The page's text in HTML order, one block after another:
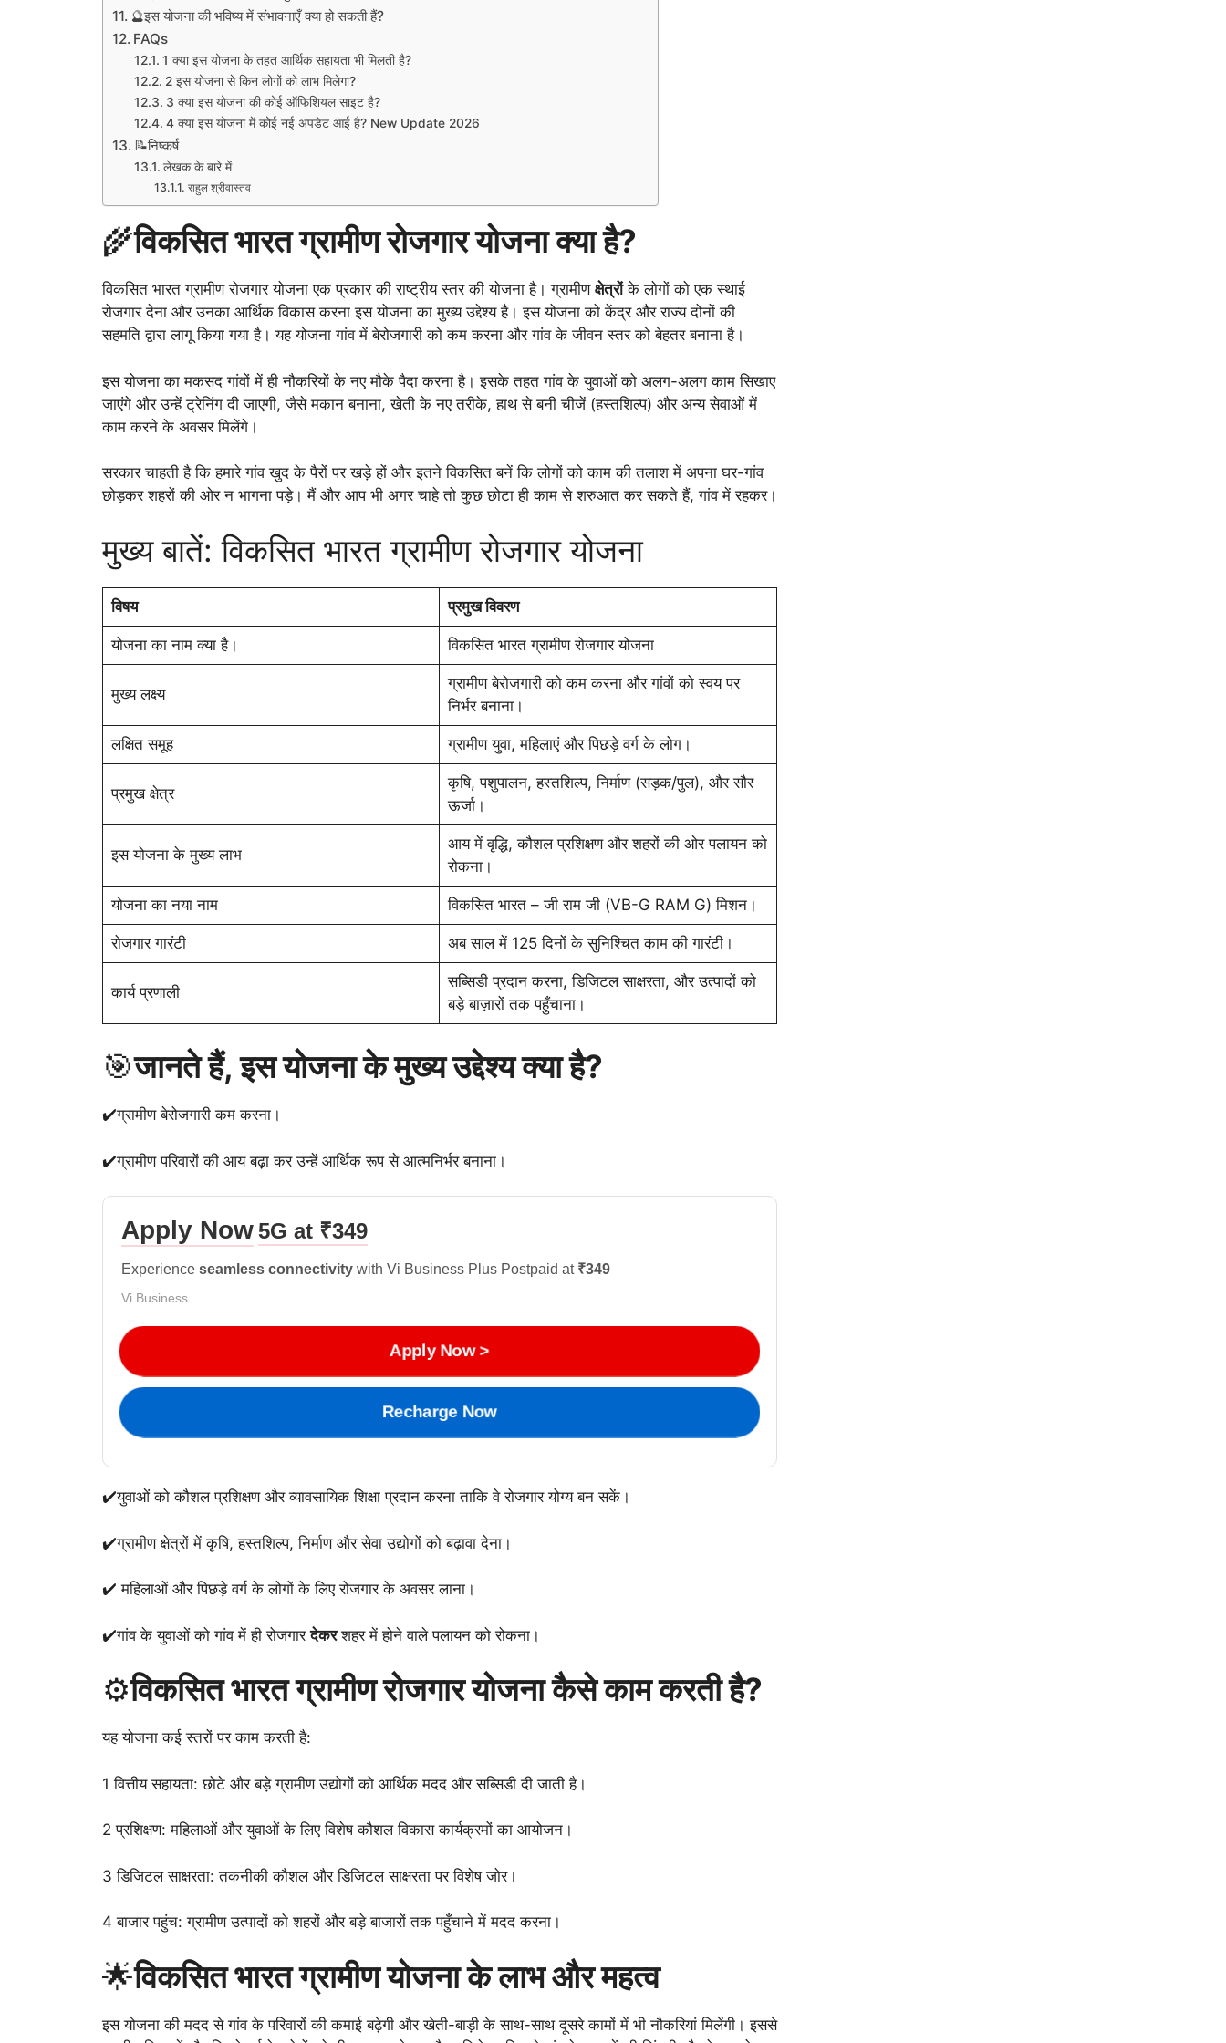
🔮इस योजना की भविष्य में संभावनाएँ क्या हो सकती हैं?
FAQs
1 क्या इस योजना के तहत आर्थिक सहायता भी मिलती है?
2 इस योजना से किन लोगों को लाभ मिलेगा?
3 क्या इस योजना की कोई ऑफिशियल साइट है?
4 क्या इस योजना में कोई नई अपडेट आई है? New Update 2026
📝निष्कर्ष
लेखक के बारे में
राहुल श्रीवास्तव
🌾विकसित भारत ग्रामीण रोजगार योजना क्या है?
विकसित भारत ग्रामीण रोजगार योजना एक प्रकार की राष्ट्रीय स्तर की योजना है। ग्रामीण क्षेत्रोंके लोगों को एक स्थाई
रोजगार देना और उनका आर्थिक विकास करना इस योजना का मुख्य उद्देश्य है। इस योजना को केंद्र और राज्य दोनों की
सहमति द्वारा लागू किया गया है। यह योजना गांव में बेरोजगारी को कम करना और गांव के जीवन स्तर को बेहतर बनाना है।
इस योजना का मकसद गांवों में ही नौकरियों के नए मौके पैदा करना है। इसके तहत गांव के युवाओं को अलग-अलग काम सिखाए
जाएंगे और उन्हें ट्रेनिंग दी जाएगी, जैसे मकान बनाना, खेती के नए तरीके, हाथ से बनी चीजें (हस्तशिल्प) और अन्य सेवाओं में
काम करने के अवसर मिलेंगे।
सरकार चाहती है कि हमारे गांव खुद के पैरों पर खड़े हों और इतने विकसित बनें कि लोगों को काम की तलाश में अपना घर-गांव
छोड़कर शहरों की ओर न भागना पड़े। मैं और आप भी अगर चाहे तो कुछ छोटा ही काम से शरुआत कर सकते हैं, गांव में रहकर।
मुख्य बातें: विकसित भारत ग्रामीण रोजगार योजना
विषय प्रमुख विवरण
योजना का नाम क्या है। विकसित भारत ग्रामीण रोजगार योजना
मुख्य लक्ष्य
ग्रामीण बेरोजगारी को कम करना और गांवों को स्वय पर
निर्भर बनाना।
लक्षित समूह ग्रामीण युवा, महिलाएं और पिछड़े वर्ग के लोग।
प्रमुख क्षेत्र
कृषि, पशुपालन, हस्तशिल्प, निर्माण (सड़क/पुल), और सौर
ऊर्जा।
इस योजना के मुख्य लाभ
आय में वृद्धि, कौशल प्रशिक्षण और शहरों की ओर पलायन को
रोकना।
योजना का नया नाम विकसित भारत – जी राम जी (VB-G RAM G) मिशन।
रोजगार गारंटी अब साल में 125 दिनों के सुनिश्चित काम की गारंटी।
कार्य प्रणाली
सब्सिडी प्रदान करना, डिजिटल साक्षरता, और उत्पादों को
बड़े बाज़ारों तक पहुँचाना।
🎯जानते हैं, इस योजना के मुख्य उद्देश्य क्या है?
✔️ग्रामीण बेरोजगारी कम करना।
✔️ग्रामीण परिवारों की आय बढ़ा कर उन्हें आर्थिक रूप से आत्मनिर्भर बनाना।
Apply Now5G at ₹349
Experience seamless connectivity with Vi Business Plus Postpaid at ₹349
Vi Business
Apply Now >
Recharge Now
✔️युवाओं को कौशल प्रशिक्षण और व्यावसायिक शिक्षा प्रदान करना ताकि वे रोजगार योग्य बन सकें।
✔️ग्रामीण क्षेत्रों में कृषि, हस्तशिल्प, निर्माण और सेवा उद्योगों को बढ़ावा देना।
✔️ महिलाओं और पिछड़े वर्ग के लोगों के लिए रोजगार के अवसर लाना।
✔️गांव के युवाओं को गांव में ही रोजगारदेकरशहर में होने वाले पलायन को रोकना।
⚙️विकसित भारत ग्रामीण रोजगार योजना कैसे काम करती है?
यह योजना कई स्तरों पर काम करती है:
1 वित्तीय सहायता: छोटे और बड़े ग्रामीण उद्योगों को आर्थिक मदद और सब्सिडी दी जाती है।
2 प्रशिक्षण: महिलाओं और युवाओं के लिए विशेष कौशल विकास कार्यक्रमों का आयोजन।
3 डिजिटल साक्षरता: तकनीकी कौशल और डिजिटल साक्षरता पर विशेष जोर।
4 बाजार पहुंच: ग्रामीण उत्पादों को शहरों और बड़े बाजारों तक पहुँचाने में मदद करना।
🌟विकसित भारत ग्रामीण योजना के लाभ और महत्व
इस योजना की मदद से गांव के परिवारों की कमाई बढ़ेगी और खेती-बाड़ी के साथ-साथ दूसरे कामों में भी नौकरियां मिलेंगी। इससे